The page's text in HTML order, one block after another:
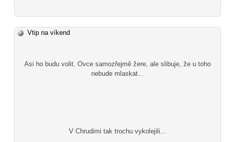
Vtip na víkend
Asi ho budu volit. Ovce samozřejmě žere, ale slibuje, že u toho
nebude mlaskat...
V Chrudimi tak trochu vykolejili...